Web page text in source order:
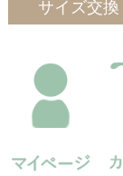
サイズ交